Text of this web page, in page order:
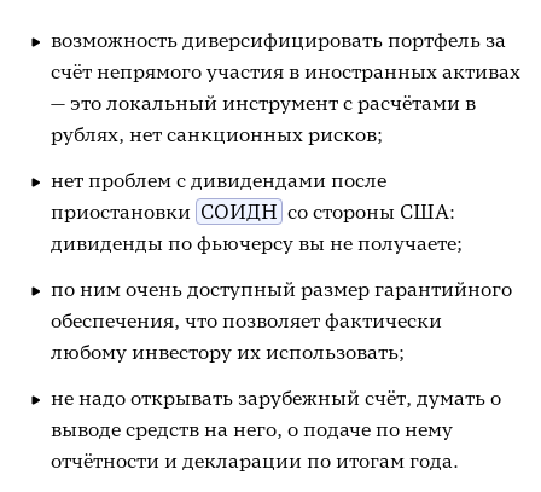
возможность диверсифицировать портфель за
счёт непрямого участия в иностранных активах
— это локальный инструмент с расчётами в
рублях, нет санкционных рисков;
нет проблем с дивидендами после
приостановки СОИДН со стороны США:
дивиденды по фьючерсу вы не получаете;
по ним очень доступный размер гарантийного
обеспечения, что позволяет фактически
любому инвестору их использовать;
не надо открывать зарубежный счёт, думать о
выводе средств на него, о подаче по нему
отчётности и декларации по итогам года.